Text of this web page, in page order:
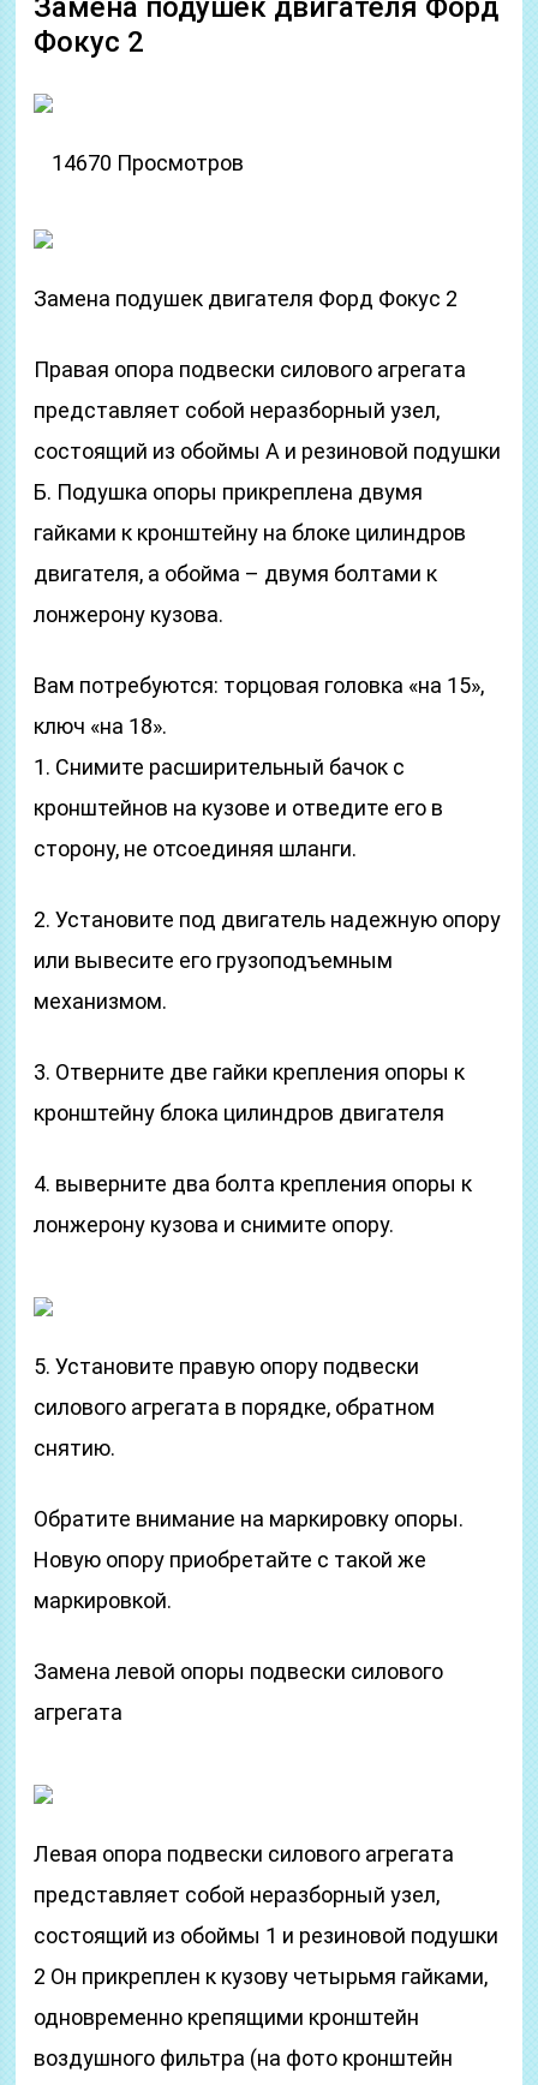
Замена подушек двигателя Форд
Фокус 2
14670 Просмотров
Замена подушек двигателя Форд Фокус 2
Правая опора подвески силового агрегата
представляет собой неразборный узел,
состоящий из обоймы А и резиновой подушки
Б. Подушка опоры прикреплена двумя
гайками к кронштейну на блоке цилиндров
двигателя, а обойма – двумя болтами к
лонжерону кузова.
Вам потребуются: торцовая головка «на 15»,
ключ «на 18».
1. Снимите расширительный бачок с
кронштейнов на кузове и отведите его в
сторону, не отсоединяя шланги.
2. Установите под двигатель надежную опору
или вывесите его грузоподъемным
механизмом.
3. Отверните две гайки крепления опоры к
кронштейну блока цилиндров двигателя
4. выверните два болта крепления опоры к
лонжерону кузова и снимите опору.
5. Установите правую опору подвески
силового агрегата в порядке, обратном
снятию.
Обратите внимание на маркировку опоры.
Новую опору приобретайте с такой же
маркировкой.
Замена левой опоры подвески силового
агрегата
Левая опора подвески силового агрегата
представляет собой неразборный узел,
состоящий из обоймы 1 и резиновой подушки
2 Он прикреплен к кузову четырьмя гайками,
одновременно крепящими кронштейн
воздушного фильтра (на фото кронштейн